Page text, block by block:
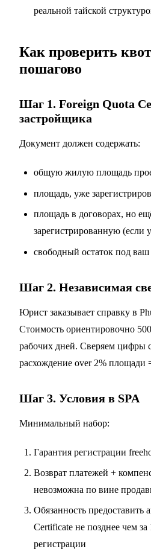
реальной тайской
Как проверить
пошагово
Шаг 1. Foreign Quota
застройщика
Документ должен содержать:
общую жилую площадь
площадь, уже
площадь в договорах, но
зарегистрированную (если
свободный остаток под
Шаг 2. Независимая
Юрист заказывает справку в
Стоимость ориентировочно
рабочих дней. Сверяем цифры
расхождение over 2% площади
Шаг 3. Условия в SPA
Минимальный набор:
Гарантия регистрации
Возврат платежей +
невозможна по вине
Обязанность предоставить
Certificate не позднее чем
регистрации